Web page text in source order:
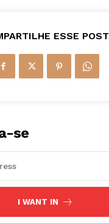
ESSE POST
se
I WANT IN